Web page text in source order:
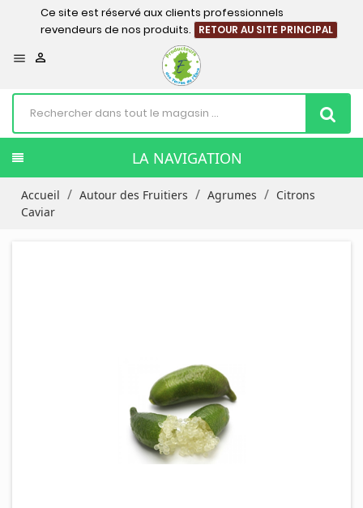
Ce site est réservé aux clients professionnels
revendeurs de nos produits.
RETOUR AU SITE PRINCIPAL
 
LA NAVIGATION
Accueil Autour des Fruitiers Agrumes
Citrons
Caviar